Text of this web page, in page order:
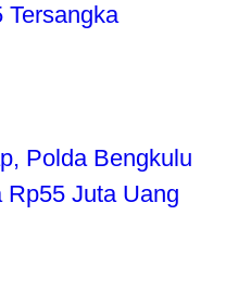
Tersangka
Polda Bengkulu
Rp55 Juta Uang